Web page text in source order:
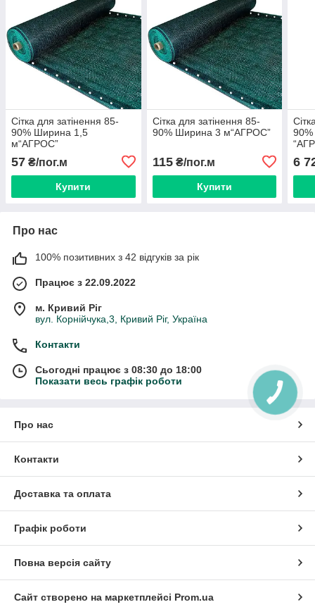
Сітка для затінення 85-
90% Ширина 1,5
м“AГРОС”
57 ₴/пог.м
Купити
Сітка для затінення 85-
90% Ширина 3 м“AГРОС”
115₴/пог.м
Купити
6
Про нас
100% позитивних з 42 відгуків за рік
Працює з 22.09.2022
м. Кривий Ріг
вул. Корнійчука,3, Кривий Ріг, Україна
Контакти
Сьогодні працює з 08:30 до 18:00
Показати весь графік роботи
Про нас
Контакти
Доставка та оплата
Графік роботи
Повна версія сайту
Сайт створено на маркетплейсі Prom.ua